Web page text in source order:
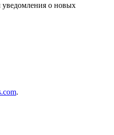
о новых
.